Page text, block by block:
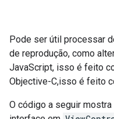
Pode ser útil processar
de reprodução, como
JavaScript, isso é feito
Objective-C,isso é feito
O código a seguir